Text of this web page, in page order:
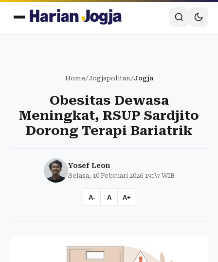
Home/Jogjapolitan/Jogja
Obesitas Dewasa
Meningkat, RSUP Sardjito
Dorong Terapi Bariatrik
Yosef Leon
Selasa, 10 Februari 2026 19:37 WIB
A- A A+